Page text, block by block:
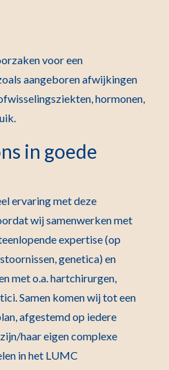
voor een
aangeboren afwijkingen
hormonen,
in goede
ervaring met deze
wij samenwerken met
expertise (op
genetica) en
met o.a. hartchirurgen,
Samen komen wij tot een
afgestemd op iedere
haar eigen complexe
in het LUMC